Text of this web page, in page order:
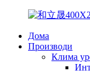
Дома
Производи
Клима